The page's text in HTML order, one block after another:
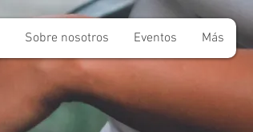
Sobre nosotros Eventos Más